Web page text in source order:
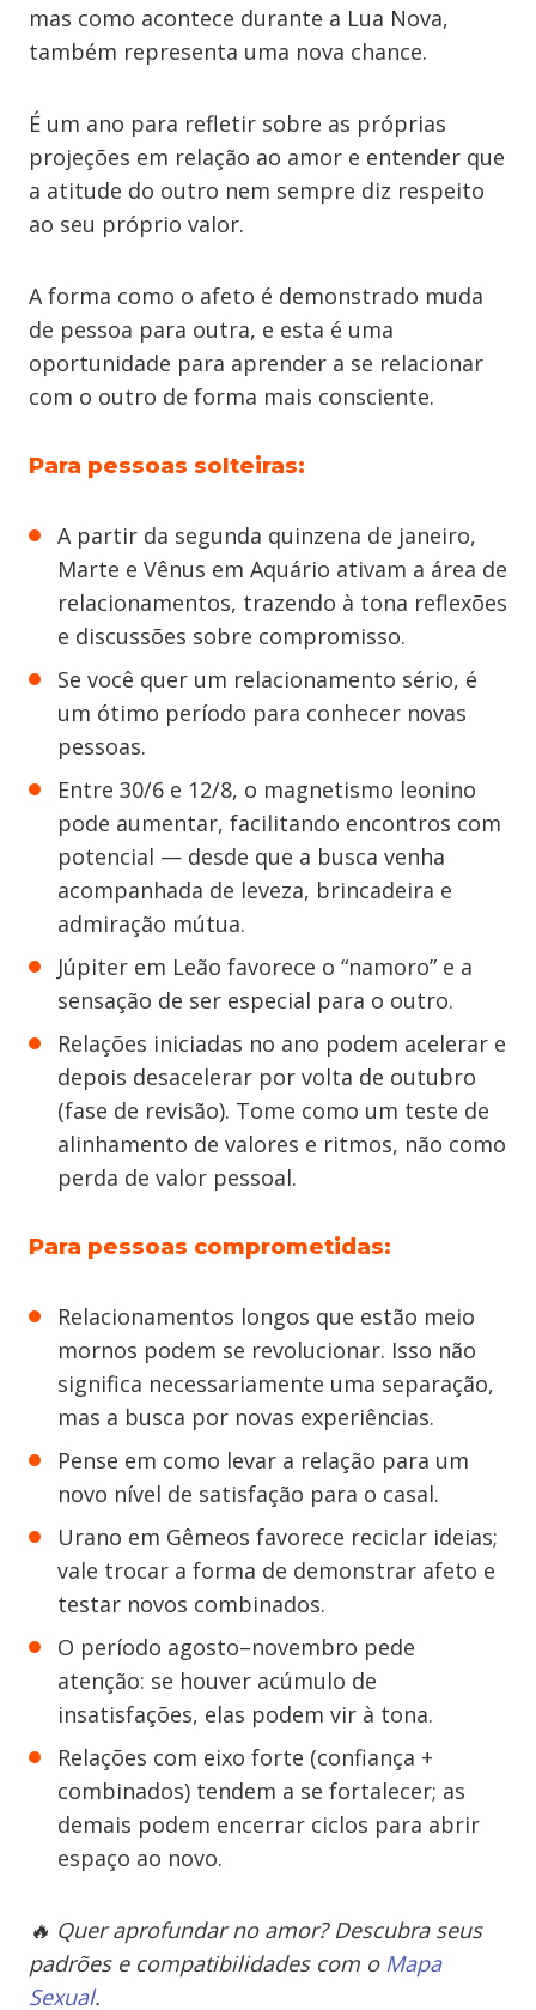
mas como acontece durante a Lua Nova,
também representa uma nova chance.
É um ano para refletir sobre as próprias
projeções em relação ao amor e entender que
a atitude do outro nem sempre diz respeito
ao seu próprio valor.
A forma como o afeto é demonstrado muda
de pessoa para outra, e esta é uma
oportunidade para aprender a se relacionar
com o outro de forma mais consciente.
Para pessoas solteiras:
A partir da segunda quinzena de janeiro,
Marte e Vênus em Aquário ativam a área de
relacionamentos, trazendo à tona reflexões
e discussões sobre compromisso.
Se você quer um relacionamento sério, é
um ótimo período para conhecer novas
pessoas.
Entre 30/6 e 12/8, o magnetismo leonino
pode aumentar, facilitando encontros com
potencial — desde que a busca venha
acompanhada de leveza, brincadeira e
admiração mútua.
Júpiter em Leão favorece o “namoro” e a
sensação de ser especial para o outro.
Relações iniciadas no ano podem acelerar e
depois desacelerar por volta de outubro
(fase de revisão). Tome como um teste de
alinhamento de valores e ritmos, não como
perda de valor pessoal.
Para pessoas comprometidas:
Relacionamentos longos que estão meio
mornos podem se revolucionar. Isso não
significa necessariamente uma separação,
mas a busca por novas experiências.
Pense em como levar a relação para um
novo nível de satisfação para o casal.
Urano em Gêmeos favorece reciclar ideias;
vale trocar a forma de demonstrar afeto e
testar novos combinados.
O período agosto–novembro pede
atenção: se houver acúmulo de
insatisfações, elas podem vir à tona.
Relações com eixo forte (confiança +
combinados) tendem a se fortalecer; as
demais podem encerrar ciclos para abrir
espaço ao novo.
🔥 Quer aprofundar no amor? Descubra seus
padrões e compatibilidades com o Mapa
Sexual.